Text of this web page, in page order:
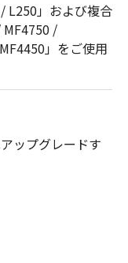
L250」および複合
/
」をご使用
ップグレードす